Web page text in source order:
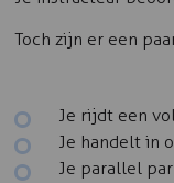
Toch zijn er een
Je rijdt een
Je handelt in
Je parallel